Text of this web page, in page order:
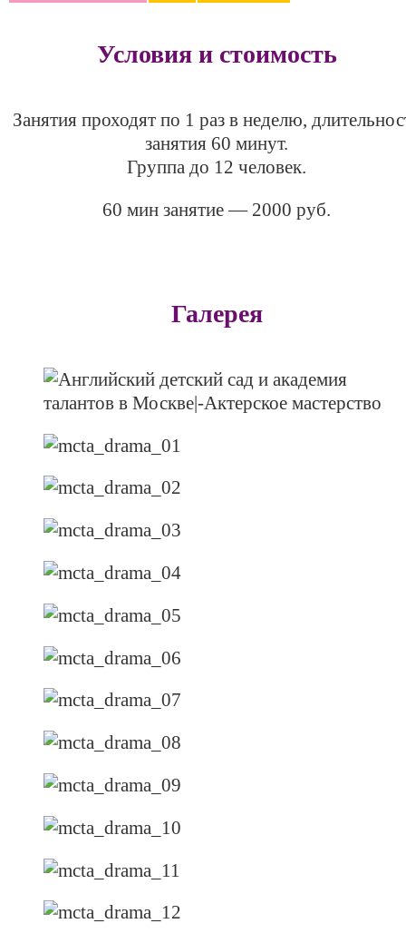
Условия и стоимость
Занятия проходят по 1 раз в неделю,
занятия 60 минут.
Группа до 12 человек.
60 мин занятие — 2000 руб.
Галерея